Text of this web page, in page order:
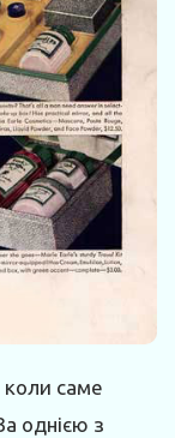
коли саме
однією з